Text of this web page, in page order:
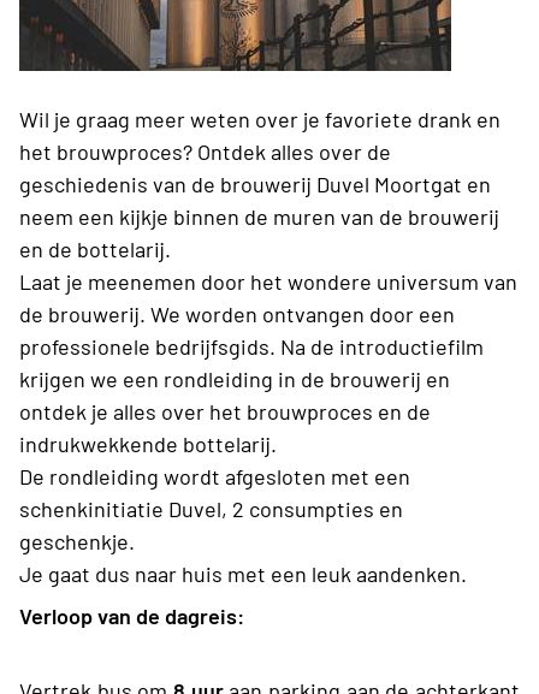
Wil je graag meer weten over je favoriete drank en
het brouwproces? Ontdek alles over de
geschiedenis van de brouwerij Duvel Moortgat en
neem een kijkje binnen de muren van de brouwerij
en de bottelarij.
Laat je meenemen door het wondere universum van
de brouwerij. We worden ontvangen door een
professionele bedrijfsgids. Na de introductiefilm
krijgen we een rondleiding in de brouwerij en
ontdek je alles over het brouwproces en de
indrukwekkende bottelarij.
De rondleiding wordt afgesloten met een
schenkinitiatie Duvel, 2 consumpties en
geschenkje.
Je gaat dus naar huis met een leuk aandenken.
Verloop van de dagreis: